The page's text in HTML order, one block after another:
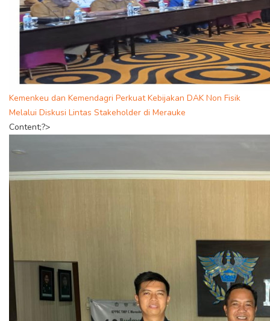
Kemenkeu dan Kemendagri Perkuat Kebijakan DAK Non Fisik
Melalui Diskusi Lintas Stakeholder di Merauke
Content;?>